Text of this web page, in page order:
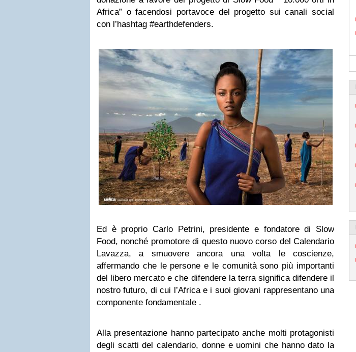
Africa” o facendosi portavoce del progetto sui canali social
con l’hashtag #earthdefenders.
Ed è proprio Carlo Petrini, presidente e fondatore di Slow
Food, nonché promotore di questo nuovo corso del Calendario
Lavazza, a smuovere ancora una volta le coscienze,
affermando che le persone e le comunità sono più importanti
del libero mercato e che difendere la terra significa difendere il
nostro futuro, di cui l’Africa e i suoi giovani rappresentano una
componente fondamentale .
Alla presentazione hanno partecipato anche molti protagonisti
degli scatti del calendario, donne e uomini che hanno dato la